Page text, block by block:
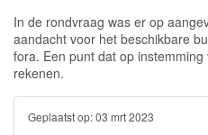
In de rondvraag was er op
aandacht voor het beschikbare
fora. Een punt dat op
rekenen.
Geplaatst op:03 mrt 2023